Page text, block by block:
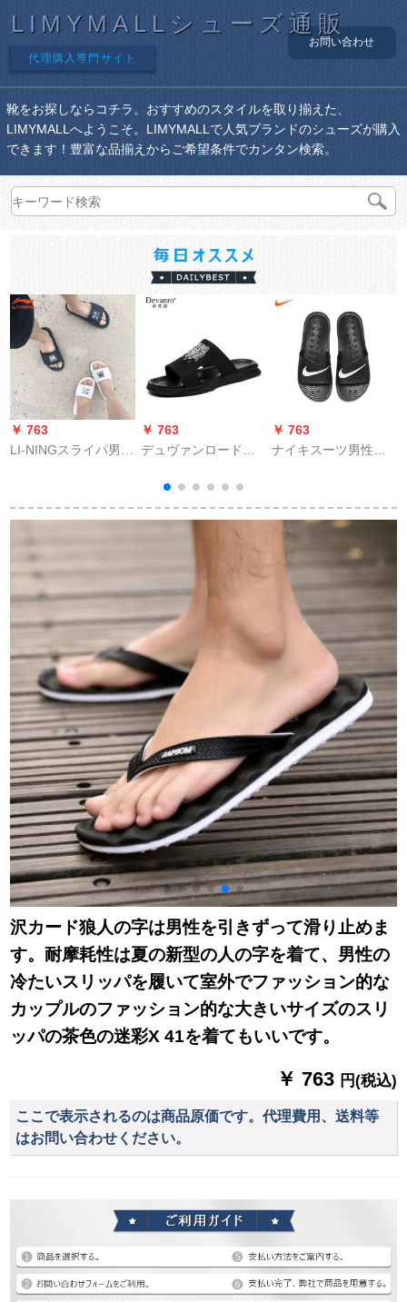
LIMYMALLシューズ通販
代理購入専門サイト
お問い合わせ
靴をお探しならコチラ。おすすめのスタイルを取り揃えた、
LIMYMALLへようこそ。LIMYMALLで人気ブランドのシューズが購入
できます！豊富な品揃えからご希望条件でカンタン検索。
￥ 763
LI-NINGスライパ男性
ル軽便ダンプバーク
￥ 763
デュヴァンロードブ
パンの个性韩国版
2020新型の夏の外は
ファ‰ンの屋外を冷
の风の男性靴の黒さ
の40を止めます。
￥ 763
ナイキスーツ男性靴
ル
沢カード狼人の字は男性を引きずって滑り止めま
す。耐摩耗性は夏の新型の人の字を着て、男性の
冷たいスリッパを履いて室外でファッション的な
カップルのファッション的な大きいサイズのスリ
ッパの茶色の迷彩X 41を着てもいいです。
￥ 763 円(税込)
ここで表示されるのは商品原価です。代理費用、送料等
はお問い合わせください。